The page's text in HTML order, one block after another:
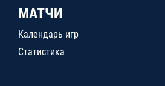
МАТЧИ
Календарь игр
Статистика